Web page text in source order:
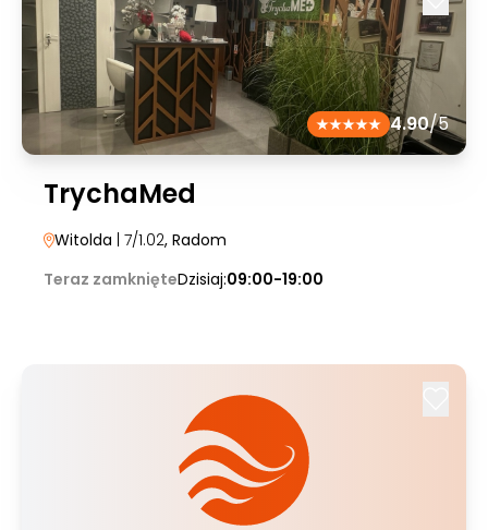
4.90/5
TrychaMed
Witolda | 7/1.02, Radom
Teraz zamknięteDzisiaj:09:00-19:00